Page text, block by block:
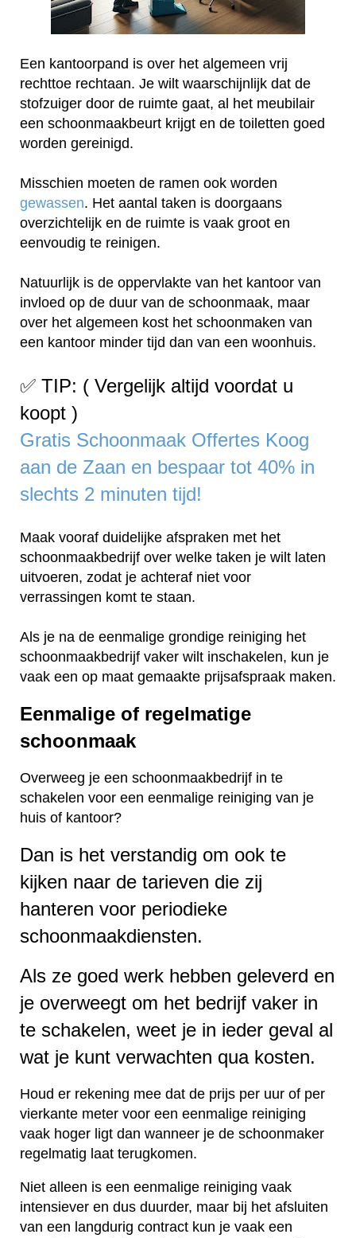
Een kantoorpand is over het algemeen vrij
rechttoe rechtaan. Je wilt waarschijnlijk dat de
stofzuiger door de ruimte gaat, al het meubilair
een schoonmaakbeurt krijgt en de toiletten goed
worden gereinigd.
Misschien moeten de ramen ook worden
gewassen. Het aantal taken is doorgaans
overzichtelijk en de ruimte is vaak groot en
eenvoudig te reinigen.
Natuurlijk is de oppervlakte van het kantoor van
invloed op de duur van de schoonmaak, maar
over het algemeen kost het schoonmaken van
een kantoor minder tijd dan van een woonhuis.
✅ TIP: ( Vergelijk altijd voordat u
koopt )
Gratis Schoonmaak Offertes Koog
aan de Zaan en bespaar tot 40% in
slechts 2 minuten tijd!
Maak vooraf duidelijke afspraken met het
schoonmaakbedrijf over welke taken je wilt laten
uitvoeren, zodat je achteraf niet voor
verrassingen komt te staan.
Als je na de eenmalige grondige reiniging het
schoonmaakbedrijf vaker wilt inschakelen, kun je
vaak een op maat gemaakte prijsafspraak maken.
Eenmalige of regelmatige
schoonmaak
Overweeg je een schoonmaakbedrijf in te
schakelen voor een eenmalige reiniging van je
huis of kantoor?
Dan is het verstandig om ook te
kijken naar de tarieven die zij
hanteren voor periodieke
schoonmaakdiensten.
Als ze goed werk hebben geleverd en
je overweegt om het bedrijf vaker in
te schakelen, weet je in ieder geval al
wat je kunt verwachten qua kosten.
Houd er rekening mee dat de prijs per uur of per
vierkante meter voor een eenmalige reiniging
vaak hoger ligt dan wanneer je de schoonmaker
regelmatig laat terugkomen.
Niet alleen is een eenmalige reiniging vaak
intensiever en dus duurder, maar bij het afsluiten
van een langdurig contract kun je vaak een